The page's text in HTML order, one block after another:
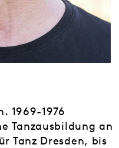
1969-1976
Tanzausbildung an
Tanz Dresden, bis